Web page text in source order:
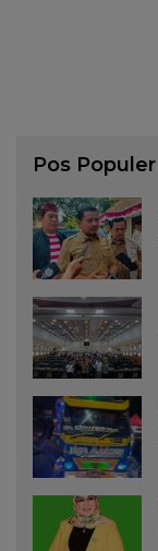
Pos Populer